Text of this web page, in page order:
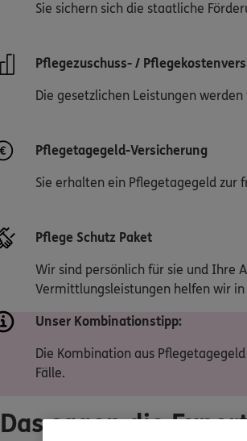
Sie sichern sich die staatliche
Pflegezuschuss- /
Die gesetzlichen Leistungen
Pflegetagegeld-Versicherung
Sie erhalten ein Pflegetagegeld zur
Pflege Schutz Paket
Wir sind persönlich für sie und Ihre
Vermittlungsleistungen helfen wir
Unser Kombinationstipp:
Die Kombination aus
Fälle.
Das sagen die